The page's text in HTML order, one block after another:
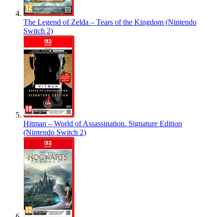
The Legend of Zelda – Tears of the Kingdom (Nintendo
Switch 2)
Hitman – World of Assassination. Signature Edition
(Nintendo Switch 2)